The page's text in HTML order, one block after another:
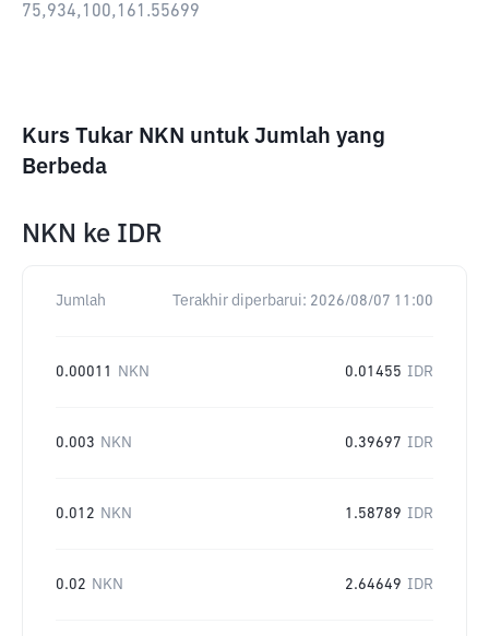
75,934,100,161.55699
Kurs Tukar NKN untuk Jumlah yang
Berbeda
NKN ke IDR
Jumlah Terakhir diperbarui: 2026/08/07 11:00
0.00011 NKN 0.01455 IDR
0.003 NKN 0.39697 IDR
0.012 NKN 1.58789 IDR
0.02 NKN 2.64649 IDR